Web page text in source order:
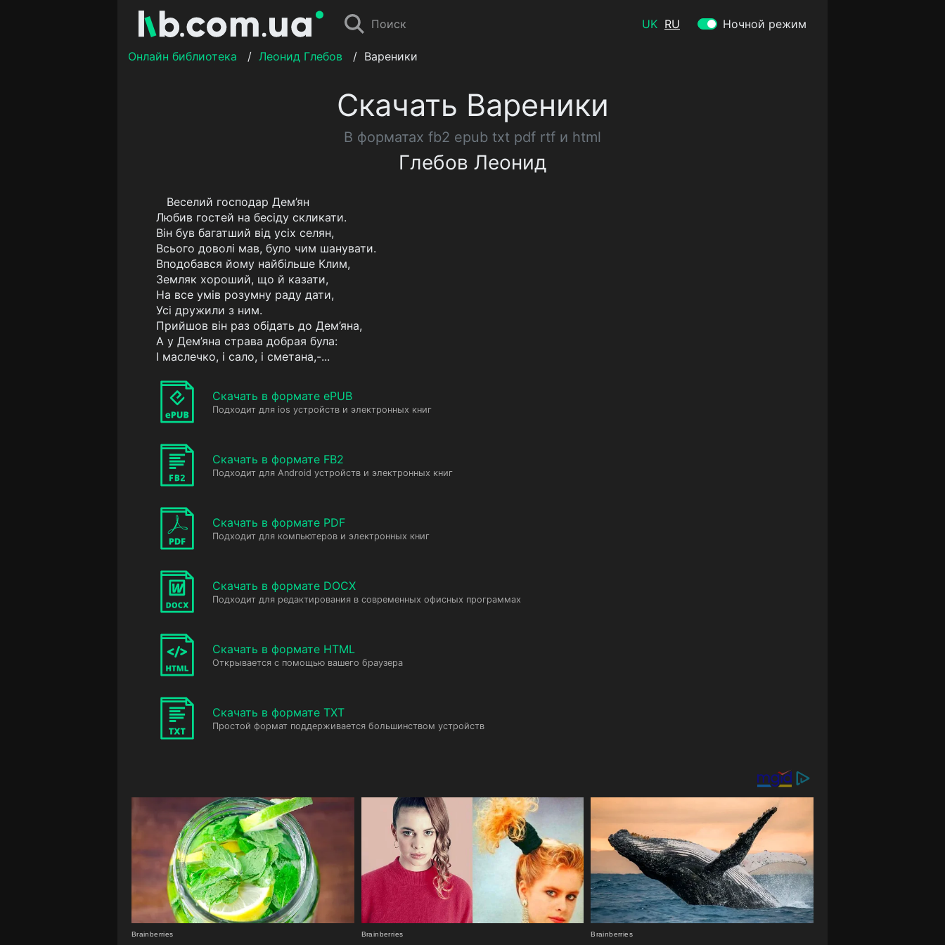
Поиск UK RU Ночной режим
Онлайн библиотека / Леонид Глебов / Вареники
Скачать Вареники
В форматах fb2 epub txt pdf rtf и html
Глебов Леонид
Веселий господар Дем’ян
Любив гостей на бесіду скликати.
Він був багатший від усіх селян,
Всього доволі мав, було чим шанувати.
Вподобався йому найбільше Клим,
Земляк хороший, що й казати,
На все умів розумну раду дати,
Усі дружили з ним.
Прийшов він раз обідать до Дем’яна,
А у Дем’яна страва добрая була:
І маслечко, і сало, і сметана,-...
Скачать в формате ePUB
Подходит для ios устройств и электронных книг
Скачать в формате FB2
Подходит для Android устройств и электронных книг
Скачать в формате PDF
Подходит для компьютеров и электронных книг
Скачать в формате DOCX
Подходит для редактирования в современных офисных программах
Скачать в формате HTML
Открывается с помощью вашего браузера
Скачать в формате TXT
Простой формат поддерживается большинством устройств